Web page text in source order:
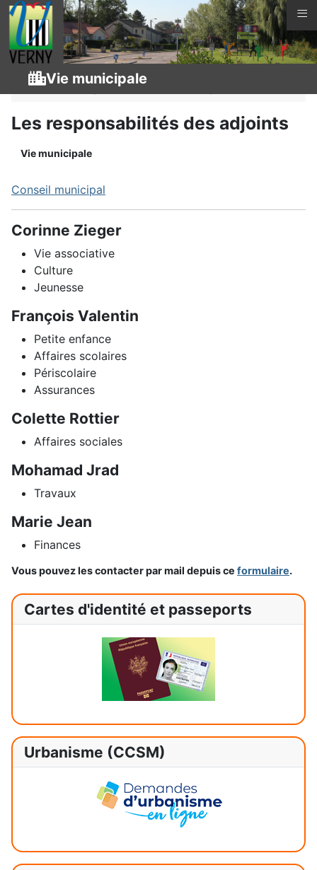
Vous êtes ici :Page d'accueil
Vie municipale
Conseil municipal
Les responsabilités des adjoints
Vie municipale
Conseil municipal
Corinne Zieger
Vie associative
Culture
Jeunesse
François Valentin
Petite enfance
Affaires scolaires
Périscolaire
Assurances
Colette Rottier
Affaires sociales
Mohamad Jrad
Travaux
Marie Jean
Finances
Vous pouvez les contacter par mail depuis ce formulaire.
Cartes d'identité et passeports
Urbanisme (CCSM)
Vie municipale
≡